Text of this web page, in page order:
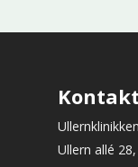
Ullern allé